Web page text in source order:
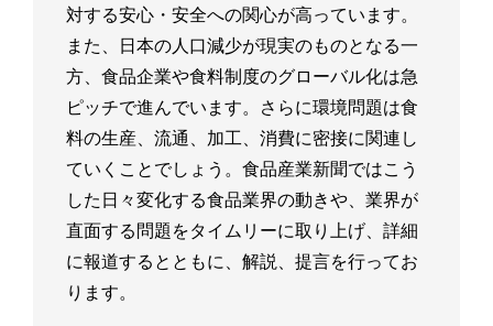
対する安心・安全への関心が高っています。
また、日本の人口減少が現実のものとなる一
方、食品企業や食料制度のグローバル化は急
ピッチで進んでいます。さらに環境問題は食
料の生産、流通、加工、消費に密接に関連し
ていくことでしょう。食品産業新聞ではこう
した日々変化する食品業界の動きや、業界が
直面する問題をタイムリーに取り上げ、詳細
に報道するとともに、解説、提言を行ってお
ります。